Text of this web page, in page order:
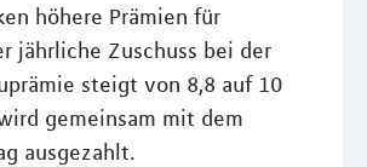
höhere Prämien für
jährliche Zuschuss bei der
steigt von 8,8 auf 10
gemeinsam mit dem
ausgezahlt.